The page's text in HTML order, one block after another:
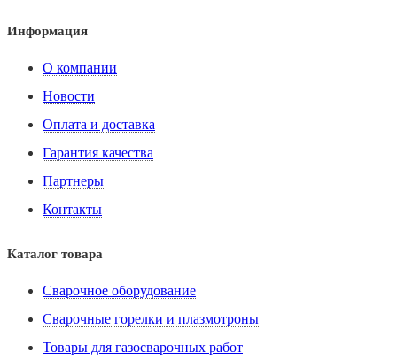
Информация
О компании
Новости
Оплата и доставка
Гарантия качества
Партнеры
Контакты
Каталог товара
Сварочное оборудование
Сварочные горелки и плазмотроны
Товары для газосварочных работ